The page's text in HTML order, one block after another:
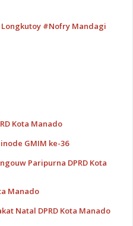
#Nofry Mandagi
Kota Manado
GMIM ke-36
Paripurna DPRD Kota
Manado
Natal DPRD Kota Manado